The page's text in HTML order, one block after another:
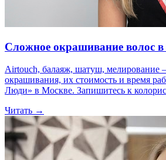
Сложное окрашивание волос
Airtouch, балаяж, шатуш, мелирование
окрашивания, их стоимость и время
Люди» в Москве. Запишитесь к
Читать →